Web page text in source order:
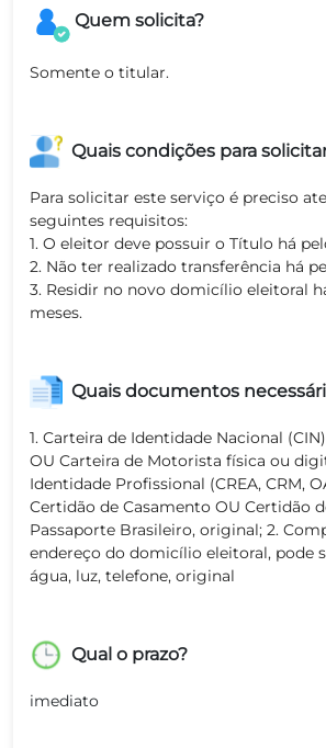
Quem solicita?
Somente o titular.
Quais condições para
Para solicitar este serviço é preciso
seguintes requisitos:
1. O eleitor deve possuir o Título há
2. Não ter realizado transferência há
3. Residir no novo domicílio eleitoral
meses.
Quais documentos
1. Carteira de Identidade Nacional
OU Carteira de Motorista física ou
Identidade Profissional (CREA, CRM,
Certidão de Casamento OU Certidão
Passaporte Brasileiro, original; 2.
endereço do domicílio eleitoral, pode
água, luz, telefone, original
Qual o prazo?
imediato